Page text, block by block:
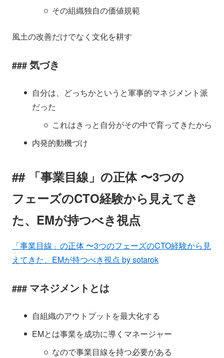
その組織独自の価値規範
風土の改善だけでなく文化を耕す
気づき
自分は、どっちかというと軍事的マネジメント派
だった
これはきっと自分がその中で育ってきたから
内発的動機づけ
「事業目線」の正体 〜3つの
フェーズのCTO経験から見えてき
た、EMが持つべき視点
「事業目線」の正体 〜3つのフェーズのCTO経験から見
えてきた、EMが持つべき視点 by sotarok
マネジメントとは
自組織のアウトプットを最大化する
EMとは事業を成功に導くマネージャー
なので事業目線を持つ必要がある